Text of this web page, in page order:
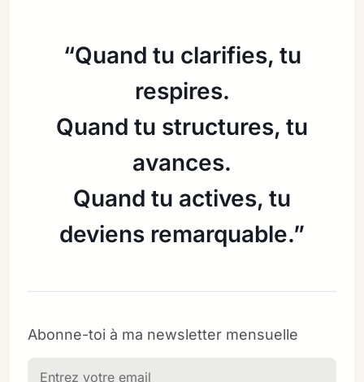
“Quand tu clarifies, tu
respires.
Quand tu structures, tu
avances.
Quand tu actives, tu
deviens remarquable.”
Abonne-toi à ma newsletter mensuelle